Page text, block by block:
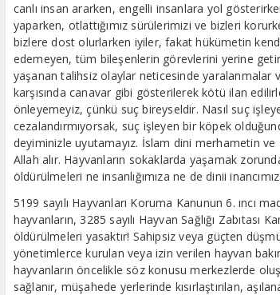
canlı insan ararken, engelli insanlara yol
yaparken, otlattığımız sürülerimizi ve bizleri
bizlere dost olurlarken iyiler, fakat hükümetin
edemeyen, tüm bileşenlerin görevlerini yerine
yaşanan talihsiz olaylar neticesinde yaralanmalar
karşısında canavar gibi gösterilerek kötü ilan
önleyemeyiz, çünkü suç bireyseldir. Nasıl suç
cezalandırmıyorsak, suç işleyen bir köpek
deyiminizle uyutamayız. İslam dini merhametin ve
Allah alır. Hayvanların sokaklarda yaşamak
öldürülmeleri ne insanlığımıza ne de dinii
5199 sayılı Hayvanları Koruma Kanunun 6. ıncı
hayvanların, 3285 sayılı Hayvan Sağlığı Zabıtası
öldürülmeleri yasaktır! Sahipsiz veya güçten
yönetimlerce kurulan veya izin verilen hayvan
hayvanların öncelikle söz konusu merkezlerde
sağlanır, müşahede yerlerinde kısırlaştırılan,